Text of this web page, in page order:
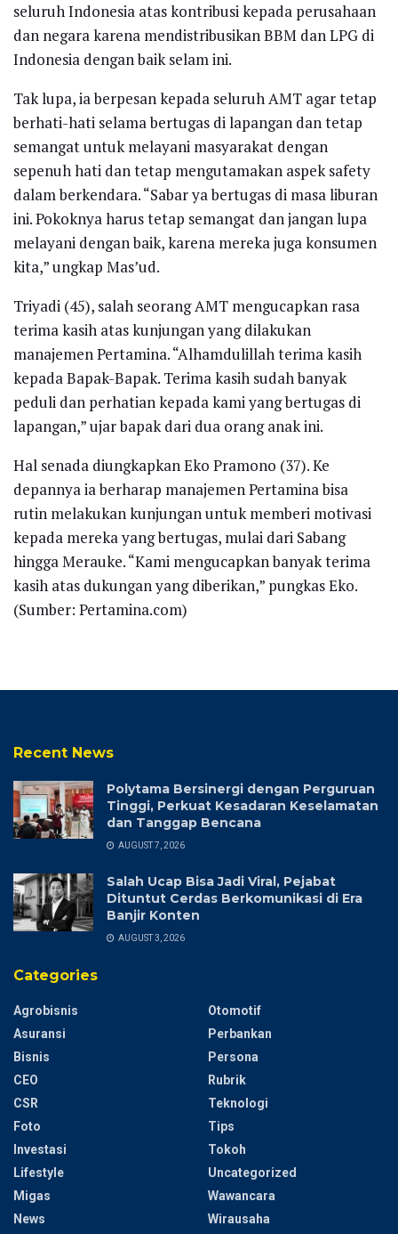
seluruh Indonesia atas kontribusi kepada perusahaan
dan negara karena mendistribusikan BBM dan LPG di
Indonesia dengan baik selam ini.
Tak lupa, ia berpesan kepada seluruh AMT agar tetap
berhati-hati selama bertugas di lapangan dan tetap
semangat untuk melayani masyarakat dengan
sepenuh hati dan tetap mengutamakan aspek safety
dalam berkendara. “Sabar ya bertugas di masa liburan
ini. Pokoknya harus tetap semangat dan jangan lupa
melayani dengan baik, karena mereka juga konsumen
kita,” ungkap Mas’ud.
Triyadi (45), salah seorang AMT mengucapkan rasa
terima kasih atas kunjungan yang dilakukan
manajemen Pertamina. “Alhamdulillah terima kasih
kepada Bapak-Bapak. Terima kasih sudah banyak
peduli dan perhatian kepada kami yang bertugas di
lapangan,” ujar bapak dari dua orang anak ini.
Hal senada diungkapkan Eko Pramono (37). Ke
depannya ia berharap manajemen Pertamina bisa
rutin melakukan kunjungan untuk memberi motivasi
kepada mereka yang bertugas, mulai dari Sabang
hingga Merauke. “Kami mengucapkan banyak terima
kasih atas dukungan yang diberikan,” pungkas Eko.
(Sumber: Pertamina.com)
Recent News
Polytama Bersinergi dengan Perguruan
Tinggi, Perkuat Kesadaran Keselamatan
dan Tanggap Bencana
AUGUST 7, 2026
Salah Ucap Bisa Jadi Viral, Pejabat
Dituntut Cerdas Berkomunikasi di Era
Banjir Konten
AUGUST 3, 2026
Categories
Agrobisnis
Asuransi
Bisnis
CEO
CSR
Foto
Investasi
Lifestyle
Migas
News
Otomotif
Perbankan
Persona
Rubrik
Teknologi
Tips
Tokoh
Uncategorized
Wawancara
Wirausaha